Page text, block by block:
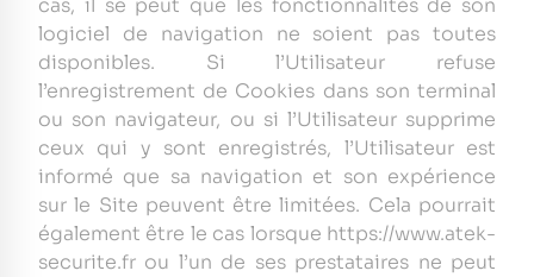
cas, il se peut que les fonctionnalités de son
logiciel de navigation ne soient pas toutes
disponibles. Si l’Utilisateur refuse
l’enregistrement de Cookies dans son terminal
ou son navigateur, ou si l’Utilisateur supprime
ceux qui y sont enregistrés, l’Utilisateur est
informé que sa navigation et son expérience
sur le Site peuvent être limitées. Cela pourrait
également être le cas lorsque https://www.atek-
securite.fr ou l’un de ses prestataires ne peut